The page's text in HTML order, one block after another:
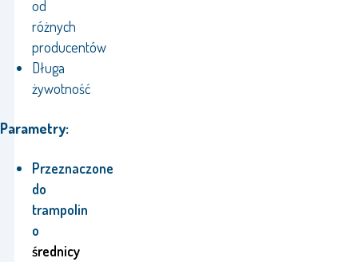
od
różnych
producentów
Długa
żywotność
Parametry:
Przeznaczone
do
trampolin
o
średnicy